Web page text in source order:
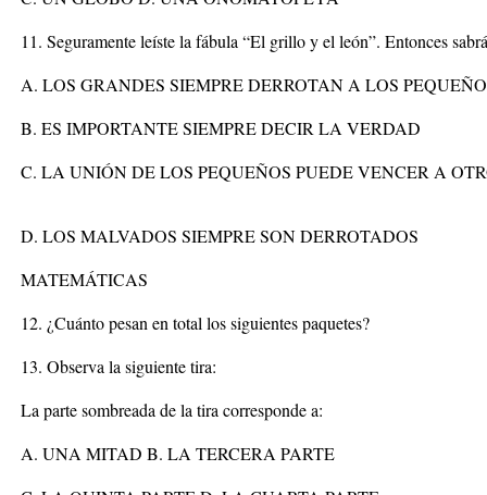
11. Seguramente leíste la fábula “El grillo y el león”. Entonces
A. LOS GRANDES SIEMPRE DERROTAN A LOS
B. ES IMPORTANTE SIEMPRE DECIR LA VERDAD
C. LA UNIÓN DE LOS PEQUEÑOS PUEDE VENCER A
D. LOS MALVADOS SIEMPRE SON DERROTADOS
MATEMÁTICAS
12. ¿Cuánto pesan en total los siguientes paquetes?
13. Observa la siguiente tira:
La parte sombreada de la tira corresponde a:
A. UNA MITAD B. LA TERCERA PARTE